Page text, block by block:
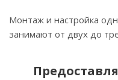
Монтаж и настройка
занимают от двух до